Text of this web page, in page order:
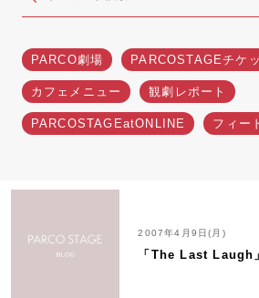
PARCO劇場 PARCOSTAGEチケ
カフェメニュー 観劇レポート
PARCOSTAGEatONLINE フィー
2007年4月9日(月)
「The Last Laugh